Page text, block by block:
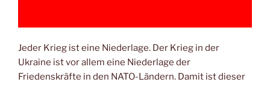
Jeder Krieg ist eine Niederlage. Der Krieg in der
Ukraine ist vor allem eine Niederlage der
Friedenskräfte in den NATO-Ländern. Damit ist dieser